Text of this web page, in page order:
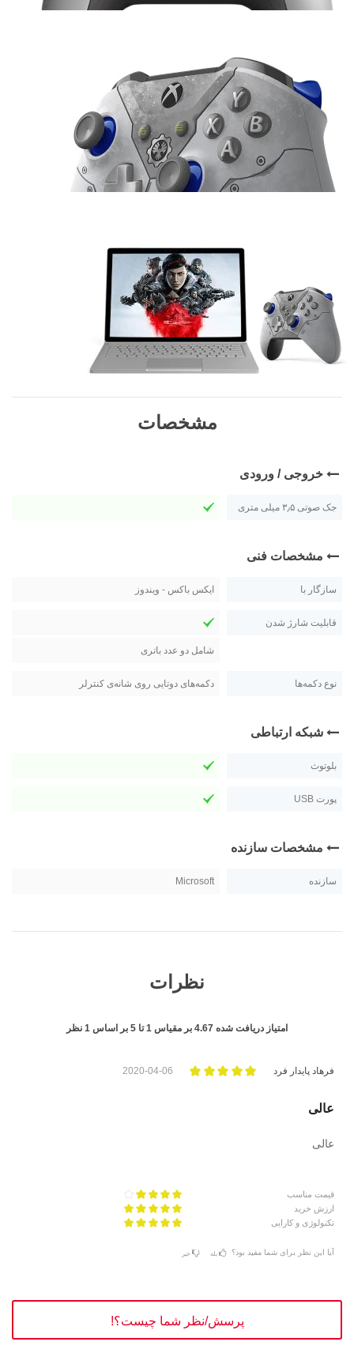
مشخصات
خروجی / ورودی
جک صوتی ۳٫۵ میلی متری
مشخصات فنی
سازگار با ایکس باکس - ویندوز
قابلیت شارژ شدن
شامل دو عدد باتری
نوع دکمه‌ها دکمه‌های دوتایی روی شانه‌ی کنترلر
شبکه ارتباطی
بلوتوث
پورت USB
مشخصات سازنده
سازنده Microsoft
نظرات
امتیاز دریافت شده 4.67 بر مقیاس 1تا 5 بر اساس 1 نظر
فرهاد پايدار فرد 2020-04-06
عالى
عالى
قیمت مناسب
ارزش خرید
تکنولوژی و کارایی
آیا این نظر برای شما مفید بود؟ بله خیر
پرسش/نظر شما چیست؟!